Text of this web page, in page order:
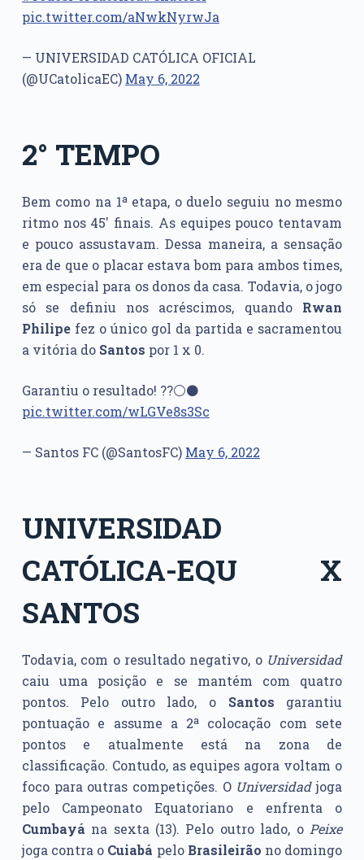
pic.twitter.com/aNwkNyrwJa
— UNIVERSIDAD CATÓLICA OFICIAL
(@UCatolicaEC) May 6, 2022
2° TEMPO
Bem como na 1ª etapa, o duelo seguiu no mesmo
ritmo nos 45′ finais. As equipes pouco tentavam
e pouco assustavam. Dessa maneira, a sensação
era de que o placar estava bom para ambos times,
em especial para os donos da casa. Todavia, o jogo
só se definiu nos acréscimos, quando Rwan
Philipefez o único gol da partida e sacramentou
a vitória do Santos por 1 x 0.
Garantiu o resultado! ??⚪️⚫️
pic.twitter.com/wLGVe8s3Sc
— Santos FC (@SantosFC) May 6, 2022
UNIVERSIDAD
CATÓLICA-EQU X
SANTOS
Todavia, com o resultado negativo, o Universidad
caiu uma posição e se mantém com quatro
pontos. Pelo outro lado, o Santos garantiu
pontuação e assume a 2ª colocação com sete
pontos e atualmente está na zona de
classificação. Contudo, as equipes agora voltam o
foco para outras competições. O Universidadjoga
pelo Campeonato Equatoriano e enfrenta o
Cumbayá na sexta (13). Pelo outro lado, oPeixe
joga contra o Cuiabá pelo Brasileirão no domingo